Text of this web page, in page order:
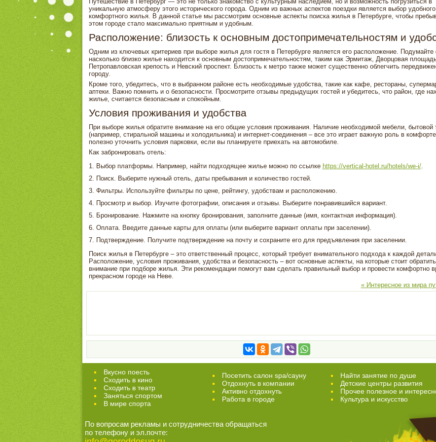
уникальную атмосферу этого исторического города. Одним из важных аспектов поездки является выбор
комфортного жилья. В данной статье мы рассмотрим основные аспекты поиска жилья в Петербурге, чтобы
этом городе стало максимально приятным и удобным.
Расположение: близость к основным достопримечательностям и
Одним из ключевых критериев при выборе жилья для гостя в Петербурге является его расположение. Подумайте
насколько близко жилье находится к основным достопримечательностям, таким как Эрмитаж, Дворцовая
Петропавловская крепость и Невский проспект. Близость к метро также может существенно облегчить
городу.
Кроме того, убедитесь, что в выбранном районе есть необходимые удобства, такие как кафе, рестораны,
аптеки. Важно помнить и о безопасности. Просмотрите отзывы предыдущих гостей и убедитесь, что район, где
жилье, считается безопасным и спокойным.
Условия проживания и удобства
При выборе жилья обратите внимание на его общие условия проживания. Наличие необходимой мебели, бытовой
(например, стиральной машины и холодильника) и интернет-соединения – все это играет важную роль в
полезно уточнить условия парковки, если вы планируете приехать на автомобиле.
Как забронировать отель:
Выбор платформы. Например, найти подходящее жилье можно по ссылке https://vertical-hotel.ru/hotels/we-i/.
Поиск. Выберите нужный отель, даты пребывания и количество гостей.
Фильтры. Используйте фильтры по цене, рейтингу, удобствам и расположению.
Просмотр и выбор. Изучите фотографии, описания и отзывы. Выберите понравившийся вариант.
Бронирование. Нажмите на кнопку бронирования, заполните данные (имя, контактная информация).
Оплата. Введите данные карты для оплаты (или выберите вариант оплаты при заселении).
Подтверждение. Получите подтверждение на почту и сохраните его для предъявления при заселении.
Поиск жилья в Петербурге – это ответственный процесс, который требует внимательного подхода к каждой
Расположение, условия проживания, удобства и безопасность – вот основные аспекты, на которые стоит обратить
внимание при подборе жилья. Эти рекомендации помогут вам сделать правильный выбор и провести комфортно
прекрасном городе на Неве.
« Интересное из мира
Вкусно поесть
Сходить в кино
Cходить в театр
Заняться спортом
В мире спорта
Посетить салон spa/сауну
Отдохнуть в компании
Активно отдохнуть
Работа в городе
Найти занятие по душе
Детские центры развития
Прочее полезное и
Культура и искусство
По вопросам рекламы и сотрудничества обращаться
по телефону и эл.почте: